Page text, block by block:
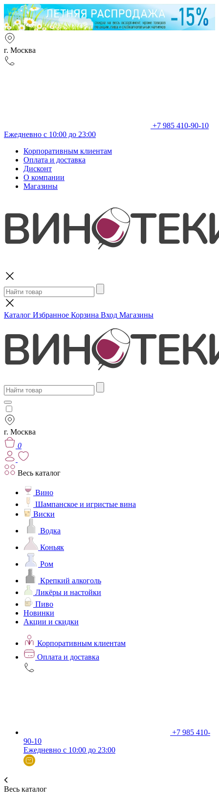
г. Москва
+7 985 410-90-10
Ежедневно с 10:00 до 23:00
Корпоративным клиентам
Оплата и доставка
Дисконт
О компании
Магазины
Каталог Избранное Корзина Вход Магазины
г. Москва
0
Весь каталог
Вино
Шампанское и игристые вина
Виски
Водка
Коньяк
Ром
Крепкий алкоголь
Ликёры и настойки
Пиво
Новинки
Акции и скидки
Корпоративным клиентам
Оплата и доставка
+7 985 410-
90-10
Ежедневно с 10:00 до 23:00
Весь каталог